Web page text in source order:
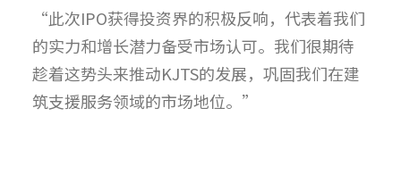
“此次IPO获得投资界的积极反响，代表着我们
的实力和增长潜力备受市场认可。我们很期待
趁着这势头来推动KJTS的发展，巩固我们在建
筑支援服务领域的市场地位。”